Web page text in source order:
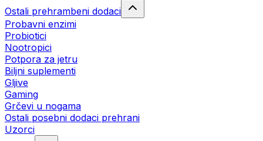
Ostali prehrambeni dodaci
Probavni enzimi
Probiotici
Nootropici
Potpora za jetru
Biljni suplementi
Gljive
Gaming
Grčevi u nogama
Ostali posebni dodaci prehrani
Uzorci